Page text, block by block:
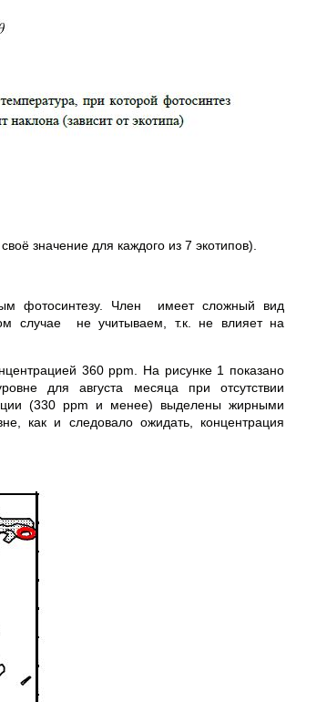
значение для каждого из 7 экотипов).
фотосинтезу. Член имеет сложный вид
случае не учитываем, т.к. не влияет на
360 ppm. На рисунке 1 показано
для августа месяца при отсутствии
(330 ppm и менее) выделены жирными
как и следовало ожидать, концентрация